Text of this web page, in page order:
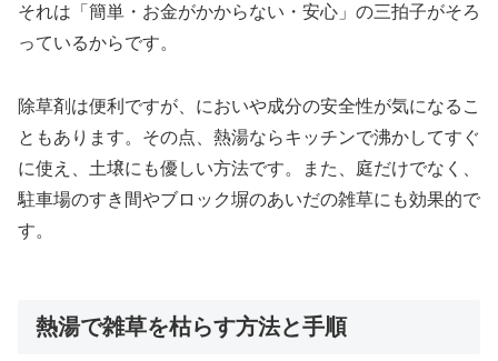
それは「簡単・お金がかからない・安心」の三拍子がそろ
っているからです。
除草剤は便利ですが、においや成分の安全性が気になるこ
ともあります。その点、熱湯ならキッチンで沸かしてすぐ
に使え、土壌にも優しい方法です。また、庭だけでなく、
駐車場のすき間やブロック塀のあいだの雑草にも効果的で
す。
熱湯で雑草を枯らす方法と手順